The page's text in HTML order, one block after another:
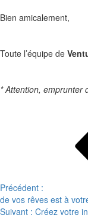
Bien amicalement,
Toute l’équipe de
* Attention, emprunter
Précédent :
de vos rêves est à
Suivant : Créez votre